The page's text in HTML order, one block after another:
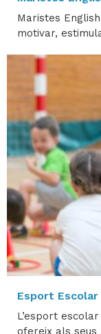
Maristes
motivar,
Esport Escolar
L’esport
ofereix als seus